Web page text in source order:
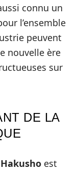
connu un
l’ensemble
peuvent
nouvelle ère
sur
DE LA
est